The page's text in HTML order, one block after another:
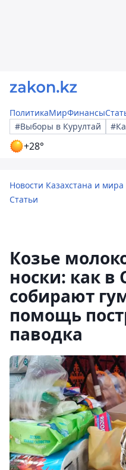
ПолитикаМирФинансы
#Выборы в Курултай
+28°
Новости Казахстана и мира
Статьи
Козье
носки: как в
собирают
помощь
паводка